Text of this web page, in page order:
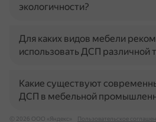
экологичности?
Для каких видов мебели
использовать ДСП различной
Какие существуют
ДСП в мебельной
© 2026 ООО «Яндекс» Пользовательское